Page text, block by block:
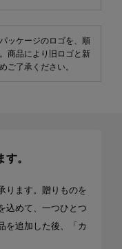
ッケージのロゴを、順
商品により旧ロゴと新
ご了承ください。
。
ります。贈りものを
込めて、一つひとつ
を追加した後、「カ